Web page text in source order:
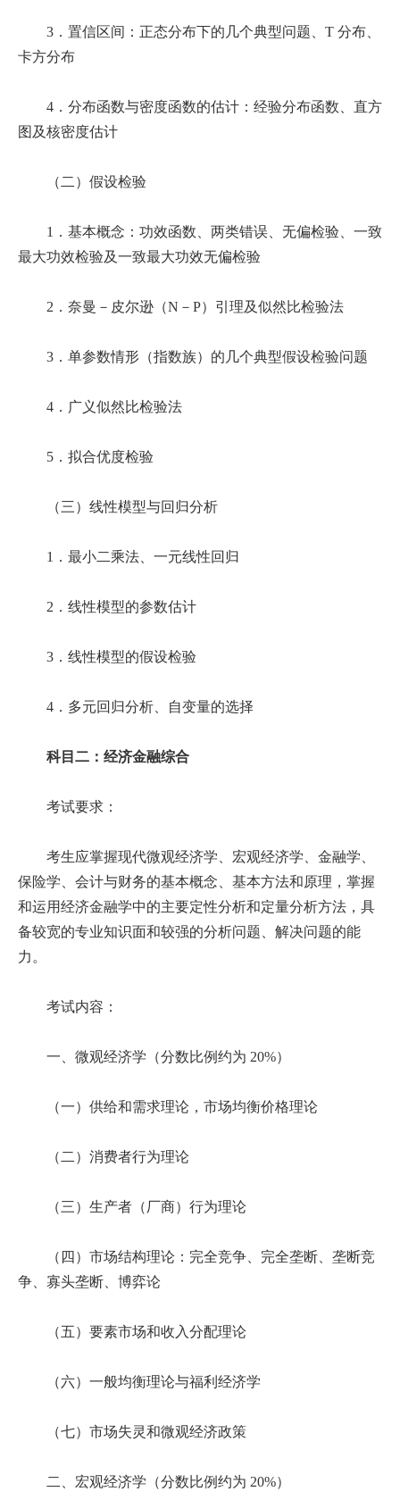
3．置信区间：正态分布下的几个典型问题、T 分布、
卡方分布
4．分布函数与密度函数的估计：经验分布函数、直方
图及核密度估计
（二）假设检验
1．基本概念：功效函数、两类错误、无偏检验、一致
最大功效检验及一致最大功效无偏检验
2．奈曼－皮尔逊（N－P）引理及似然比检验法
3．单参数情形（指数族）的几个典型假设检验问题
4．广义似然比检验法
5．拟合优度检验
（三）线性模型与回归分析
1．最小二乘法、一元线性回归
2．线性模型的参数估计
3．线性模型的假设检验
4．多元回归分析、自变量的选择
科目二：经济金融综合
考试要求：
考生应掌握现代微观经济学、宏观经济学、金融学、
保险学、会计与财务的基本概念、基本方法和原理，掌握
和运用经济金融学中的主要定性分析和定量分析方法，具
备较宽的专业知识面和较强的分析问题、解决问题的能
力。
考试内容：
一、微观经济学（分数比例约为 20%）
（一）供给和需求理论，市场均衡价格理论
（二）消费者行为理论
（三）生产者（厂商）行为理论
（四）市场结构理论：完全竞争、完全垄断、垄断竞
争、寡头垄断、博弈论
（五）要素市场和收入分配理论
（六）一般均衡理论与福利经济学
（七）市场失灵和微观经济政策
二、宏观经济学（分数比例约为 20%）